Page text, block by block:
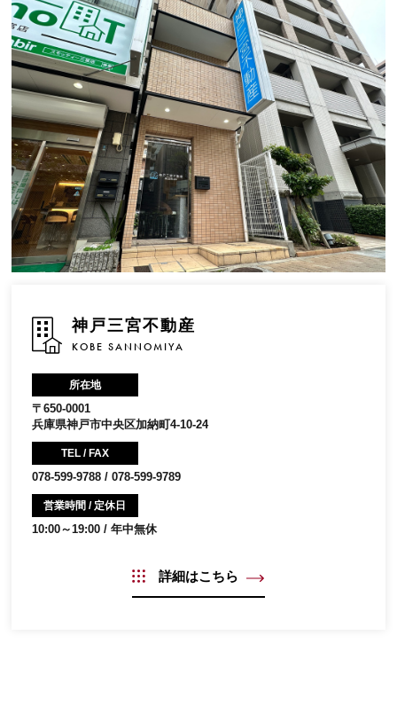
神戸三宮不動産
KOBE SANNOMIYA
所在地
〒650-0001
兵庫県神戸市中央区加納町4-10-24
TEL / FAX
078-599-9788 / 078-599-9789
営業時間 / 定休日
10:00～19:00 / 年中無休
詳細はこちら